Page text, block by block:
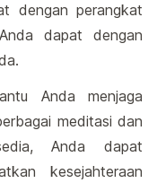
dengan perangkat
dapat dengan
Anda menjaga
meditasi dan
Anda dapat
kesejahteraan